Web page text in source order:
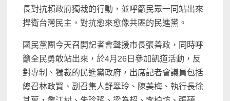
長對抗賴政府獨裁的行動，並呼籲民眾一同站出來
捍衛台灣民主，對抗愈來愈像共匪的民進黨。
國民黨團今天召開記者會聲援市長張善政，同時呼
籲全民勇敢站出來，於4月26日參加凱道活動，反
對專制、獨裁的民進黨政府，出席記者會議員包括
總召林政賢、副召集人舒翠玲、陳美梅、執行長徐